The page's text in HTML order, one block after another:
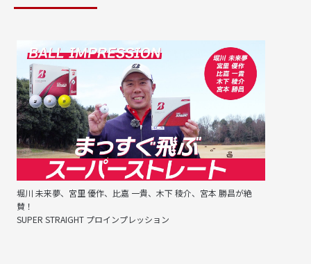
堀川 未来夢、宮里 優作、比嘉 一貴、木下 稜介、宮本 勝昌が絶
賛！
SUPER STRAIGHT プロインプレッション